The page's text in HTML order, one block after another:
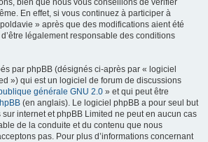
bien que nous vous conseillons de vérifier
En effet, si vous continuez à participer à
» après que des modifications aient été
légalement responsable des conditions
par phpBB (désignés ci-après par « logiciel
») qui est un logiciel de forum de discussions
générale GNU 2.0 » et qui peut être
(en anglais). Le logiciel phpBB a pour seul but
internet et phpBB Limited ne peut en aucun cas
de la conduite et du contenu que nous
pas. Pour plus d’informations concernant